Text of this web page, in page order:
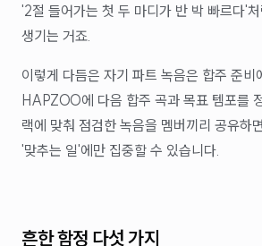
'2절 들어가는 첫 두 마디가 반 박 빠르다'
생기는 거죠.
이렇게 다듬은 자기 파트 녹음은 합주 준비
HAPZOO에 다음 합주 곡과 목표 템포를
랙에 맞춰 점검한 녹음을 멤버끼리 공유하
'맞추는 일'에만 집중할 수 있습니다.
흔한 함정 다섯 가지